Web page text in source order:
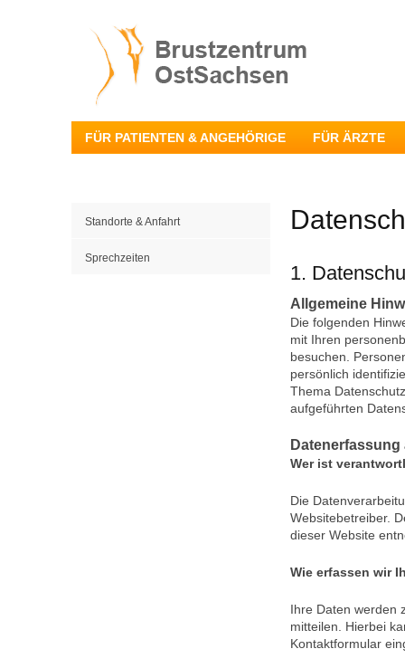
FÜR PATIENTEN & ANGEHÖRIGE FÜR ÄRZTE
Standorte & Anfahrt
Sprechzeiten
1.
Allgemeine
Die folgenden
mit Ihren
besuchen.
persönlich
Thema
aufgeführten
Datenerfassung
Wer ist
Die
Websitebetreiber.
dieser Website
Wie erfassen wir
Ihre Daten werden
mitteilen. Hierbei
Kontaktformular